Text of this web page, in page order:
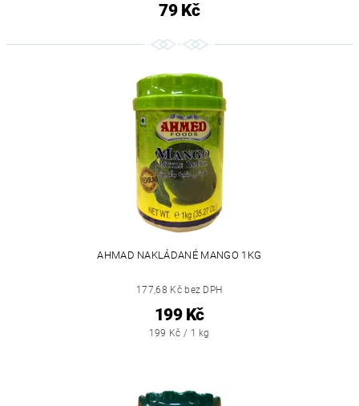
79 Kč
AHMAD NAKLÁDANÉ MANGO 1KG
177,68 Kč bez DPH
199 Kč
199 Kč / 1 kg